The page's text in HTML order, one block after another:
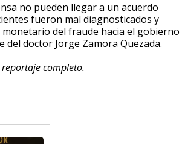
no pueden llegar a un acuerdo
fueron mal diagnosticados y
del fraude hacia el gobierno
del doctor Jorge Zamora Quezada.
completo.